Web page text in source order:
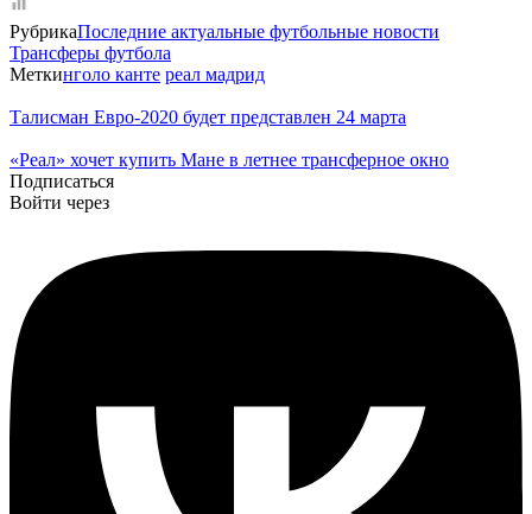
РубрикаПоследние актуальные футбольные новости
Трансферы футбола
Меткинголо канте реал мадрид
Талисман Евро-2020 будет представлен 24 марта
«Реал» хочет купить Мане в летнее трансферное окно
Подписаться
Войти через